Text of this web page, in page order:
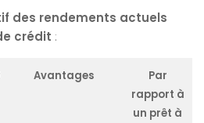
des rendements actuels
crédit :
Avantages
Par
rapport à
un prêt à